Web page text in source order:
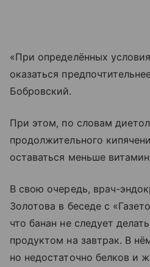
«При определённых
оказаться
Бобровский.
При этом, по словам
продолжительного
оставаться меньше
В свою очередь, врач-
Золотова в беседе с
что банан не следует
продуктом на завтрак. В
но недостаточно белков и